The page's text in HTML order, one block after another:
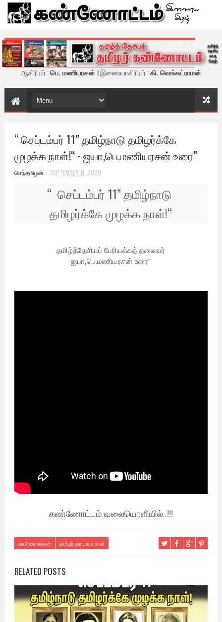
கண்ணோட்டம் - இணைய இதழ்
ஆசிரியர் :பெ. மணியரசன் | இணையாசிரியர் :கி. வெங்கட்ராமன்
“ செப்டம்பர் 11” தமிழ்நாடு தமிழர்க்கே
முழக்க நாள்!“ - ஐயா,பெ.மணியரசன் உரை”
செந்தமிழன் SEPTEMBER 11, 2020
“ செப்டம்பர் 11” தமிழ்நாடு
தமிழர்க்கே முழக்க நாள்!“
தமிழ்த்தேசியப் பேரியக்கத் தலைவர்
ஐயா,பெ.மணியரசன் உரை”
கண்ணோட்டம் வலையொளியில்..!!!
காணொலிகள் தமிழர் தாயகம் நாள்
RELATED POSTS